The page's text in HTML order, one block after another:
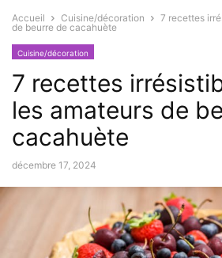
Accueil Cuisine/décoration
7 recettes
de beurre de cacahuète
Cuisine/décoration
7 recettes
les amateurs de
cacahuète
décembre 17, 2024